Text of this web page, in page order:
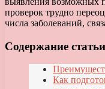
проверок трудно
числа заболеваний,
Содержание
Как